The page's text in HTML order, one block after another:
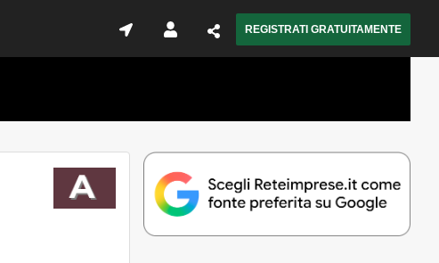
REGISTRATI GRATUITAMENTE